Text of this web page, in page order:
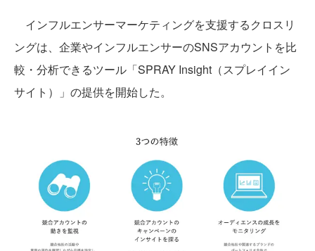
インフルエンサーマーケティングを支援するクロスリ
ングは、企業やインフルエンサーのSNSアカウントを比
較・分析できるツール「SPRAY Insight（スプレイイン
サイト）」の提供を開始した。